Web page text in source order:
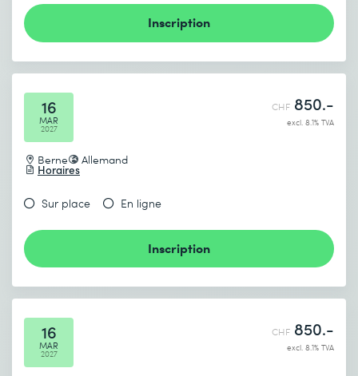
Inscription
16
MAR
2027
Berne Allemand
Horaires
CHF 850.-
excl. 8.1% TVA
Sur place En ligne
Inscription
16
MAR
2027
CHF 850.-
excl. 8.1% TVA